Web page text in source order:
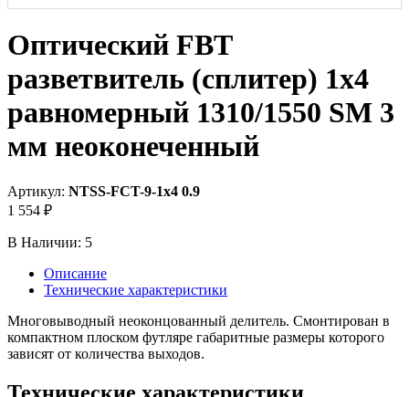
Оптический FBT
разветвитель (сплитер) 1x4
равномерный 1310/1550 SM 3
мм неоконеченный
Артикул: NTSS-FCT-9-1x4 0.9
1 554 ₽
В Наличии: 5
Описание
Технические характеристики
Mноговыводный неоконцованный делитель. Смонтирован в
компактном плоском футляре габаритные размеры которого
зависят от количества выходов.
Технические характеристики